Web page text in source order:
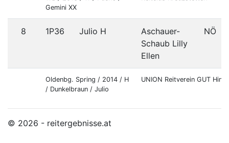
Gemini XX
8 1P36 Julio H
Aschauer-
Schaub Lilly
Ellen
NÖ
Oldenbg. Spring / 2014 / H
/ Dunkelbraun / Julio
UNION Reitverein GUT
© 2026 - reitergebnisse.at